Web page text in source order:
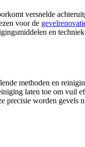
versnelde
voor de
en
methoden en
laten toe om vuil
precisie worden gevels